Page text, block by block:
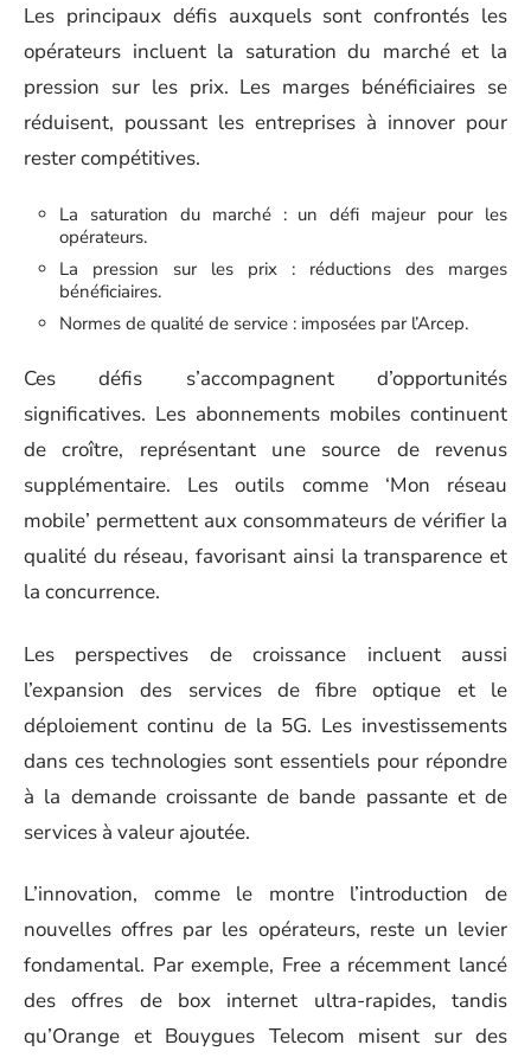
Les principaux défis auxquels sont confrontés les
opérateurs incluent la saturation du marché et la
pression sur les prix. Les marges bénéficiaires se
réduisent, poussant les entreprises à innover pour
rester compétitives.
La saturation du marché : un défi majeur pour les
opérateurs.
La pression sur les prix : réductions des marges
bénéficiaires.
Normes de qualité de service : imposées par l’Arcep.
Ces défis s’accompagnent d’opportunités
significatives. Les abonnements mobiles continuent
de croître, représentant une source de revenus
supplémentaire. Les outils comme ‘Mon réseau
mobile’ permettent aux consommateurs de vérifier la
qualité du réseau, favorisant ainsi la transparence et
la concurrence.
Les perspectives de croissance incluent aussi
l’expansion des services de fibre optique et le
déploiement continu de la 5G. Les investissements
dans ces technologies sont essentiels pour répondre
à la demande croissante de bande passante et de
services à valeur ajoutée.
L’innovation, comme le montre l’introduction de
nouvelles offres par les opérateurs, reste un levier
fondamental. Par exemple, Free a récemment lancé
des offres de box internet ultra-rapides, tandis
qu’Orange et Bouygues Telecom misent sur des